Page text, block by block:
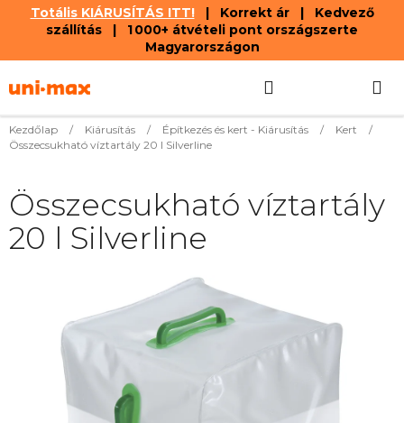
Totális KIÁRUSÍTÁS ITT!| Korrekt ár | Kedvező
szállítás | 1 000+ átvételi pont országszerte
Magyarországon
tartalomhoz
KOSÁR
Kezdőlap / Kiárusítás / Építkezés és kert - Kiárusítás / Kert
/
Összecsukható víztartály 20 l Silverline
Összecsukható víztartály
20 l Silverline